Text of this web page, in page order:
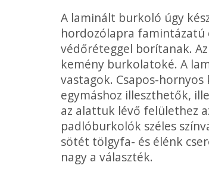
A laminált burkoló úgy
hordozólapra
védőréteggel borí­tanak.
kemény burkolatoké. A
vastagok. Csapos-
egymáshoz illeszthetők,
az alat­tuk lévő felülethez
padlóburkolók széles
sötét tölgyfa- és élénk
nagy a választék.